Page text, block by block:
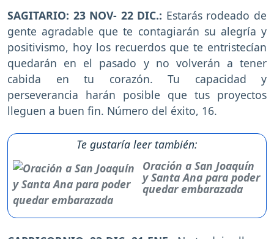
SAGITARIO: 23 NOV- 22 DIC.: Estarás rodeado de
gente agradable que te contagiarán su alegría y
positivismo, hoy los recuerdos que te entristecían
quedarán en el pasado y no volverán a tener
cabida en tu corazón. Tu capacidad y
perseverancia harán posible que tus proyectos
lleguen a buen fin. Número del éxito, 16.
Te gustaría leer también:
Oración a San Joaquín
y Santa Ana para poder
quedar embarazada